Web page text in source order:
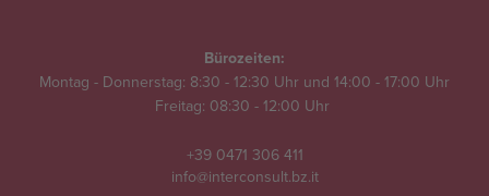
Bürozeiten:
Montag - Donnerstag: 8:30 - 12:30 Uhr und 14:00 - 17:00 Uhr
Freitag: 08:30 - 12:00 Uhr
+39 0471 306 411
info@interconsult.bz.it